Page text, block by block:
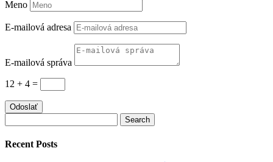
Meno
E-mailová adresa
E-mailová správa
12 + 4 =
Odoslať
for:
Recent Posts